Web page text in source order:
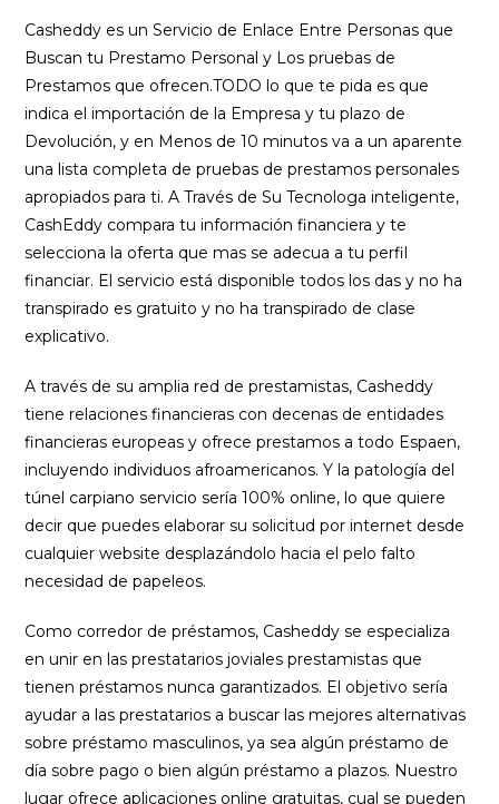
Casheddy es un Servicio de Enlace Entre Personas que
Buscan tu Prestamo Personal y Los pruebas de
Prestamos que ofrecen.TODO lo que te pida es que
indica el importación de la Empresa y tu plazo de
Devolución, y en Menos de 10 minutos va a un aparente
una lista completa de pruebas de prestamos personales
apropiados para ti. A Través de Su Tecnologa inteligente,
CashEddy compara tu información financiera y te
selecciona la oferta que mas se adecua a tu perfil
financiar. El servicio está disponible todos los das y no ha
transpirado es gratuito y no ha transpirado de clase
explicativo.
A través de su amplia red de prestamistas, Casheddy
tiene relaciones financieras con decenas de entidades
financieras europeas y ofrece prestamos a todo Espaen,
incluyendo individuos afroamericanos. Y la patologí­a del
túnel carpiano servicio serí­a 100% online, lo que quiere
decir que puedes elaborar su solicitud por internet desde
cualquier website desplazándolo hacia el pelo falto
necesidad de papeleos.
Como corredor de préstamos, Casheddy se especializa
en unir en las prestatarios joviales prestamistas que
tienen préstamos nunca garantizados. El objetivo serí­a
ayudar a las prestatarios a buscar las mejores alternativas
sobre préstamo masculinos, ya sea algún préstamo de
día sobre pago o bien algún préstamo a plazos. Nuestro
lugar ofrece aplicaciones online gratuitas, cual se pueden